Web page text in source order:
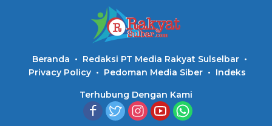
Beranda
Redaksi PT Media Rakyat Sulselbar
Privacy Policy
Pedoman Media Siber Indeks
Terhubung Dengan Kami